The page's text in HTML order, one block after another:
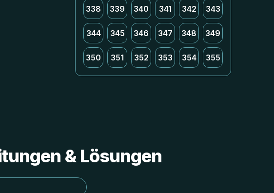
338 339 340 341 342 343
344 345 346 347 348 349
350 351 352 353 354 355
& Lösungen